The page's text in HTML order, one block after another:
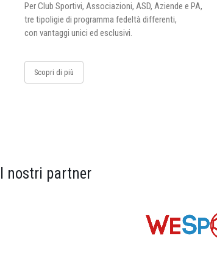
Per Club Sportivi, Associazioni, ASD, Aziende e PA,
tre tipoligie di programma fedeltà differenti,
con vantaggi unici ed esclusivi.
Scopri di più
I nostri partner